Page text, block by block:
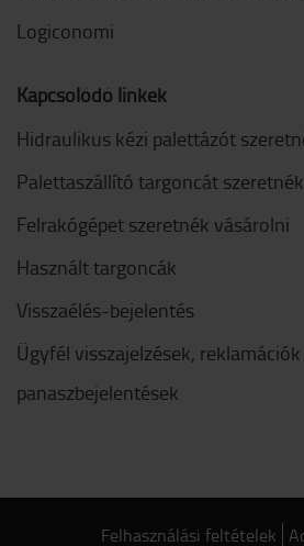
Logiconomi
Kapcsolódó linkek
Hidraulikus kézi palettázót
Palettaszállító targoncát
Felrakógépet szeretnék vásárolni
Használt targoncák
Visszaélés-bejelentés
Ügyfél visszajelzések,
panaszbejelentések
Felhasználási feltételek